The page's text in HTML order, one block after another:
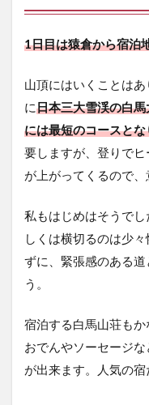
猿倉
の道
5.2
いざ
クラ
イム
オ
ン！
渓・
小雪
渓を
越え
5.4
白馬
到着
1日目は猿倉から宿泊
山頂にはいくことは
に日本三大雪渓の白
には最短のコースと
要しますが、登りで
が上がってくるので、
私もはじめはそうで
しくは横切るのは少
ずに、緊張感のある
う。
宿泊する白馬山荘も
おでんやソーセージ
が出来ます。人気の